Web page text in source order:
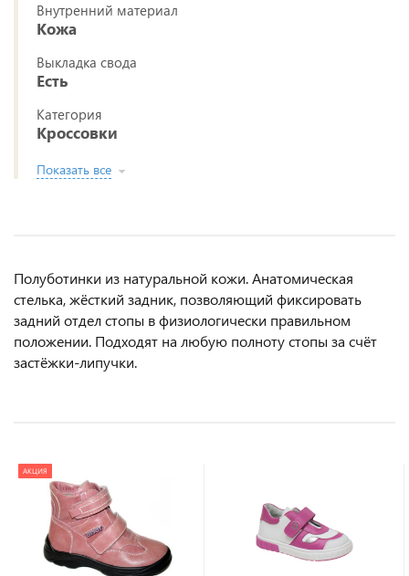
Внутренний материал
Кожа
Выкладка свода
Есть
Категория
Кроссовки
Показать все
Полуботинки из натуральной кожи. Анатомическая
стелька, жёсткий задник, позволяющий фиксировать
задний отдел стопы в физиологически правильном
положении. Подходят на любую полноту стопы за счёт
застёжки-липучки.
АКЦИЯ